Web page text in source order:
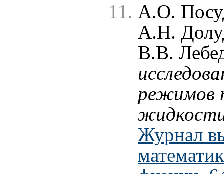
А.О.
А.Н.
В.В.
режимов
Журнал